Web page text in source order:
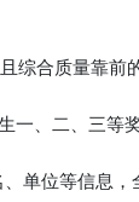
合质量靠前
、二、三等奖
位等信息，